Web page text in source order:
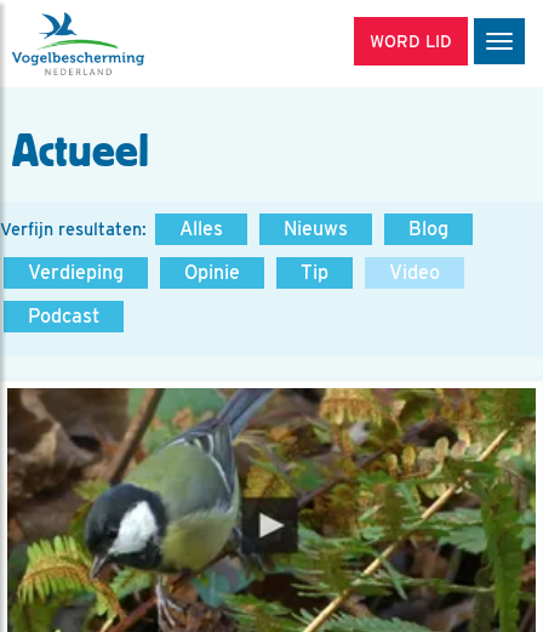
WORD LID
Actueel
Verfijn resultaten: Alles Nieuws
Blog
Verdieping
Opinie Tip
Video
Podcast